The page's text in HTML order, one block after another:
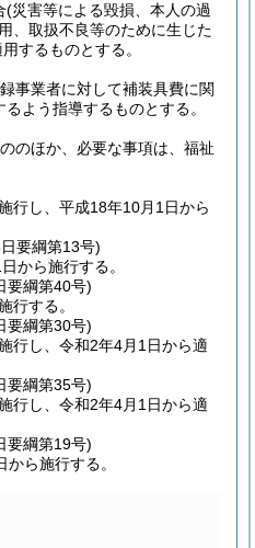
(災害等による毀損、本人の過
、取扱不良等のために生じた
するものとする。
事業者に対して補装具費に関
よう指導するものとする。
のほか、必要な事項は、福祉
行し、平成18年10月1日から
要綱第13号)
から施行する。
要綱第40号)
行する。
要綱第30号)
行し、令和2年4月1日から適
要綱第35号)
行し、令和2年4月1日から適
要綱第19号)
ら施行する。